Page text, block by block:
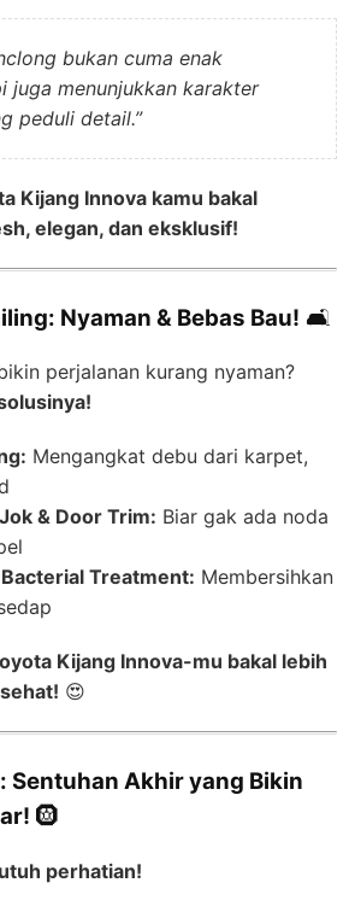
bukan cuma enak
juga menunjukkan karakter
peduli detail.”
Kijang Innova kamu bakal
elegan, dan eksklusif!
Nyaman & Bebas Bau! 🛋
perjalanan kurang nyaman?
Mengangkat debu dari karpet,
& Door Trim: Biar gak ada noda
Treatment: Membersihkan
Kijang Innova-mu bakal lebih
😍
Sentuhan Akhir yang Bikin
🛞
perhatian!